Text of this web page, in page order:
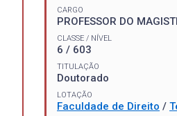
CARGO
PROFESSOR DO
CLASSE / NÍVEL
6 / 603
TITULAÇÃO
Doutorado
LOTAÇÃO
Faculdade de Direito /